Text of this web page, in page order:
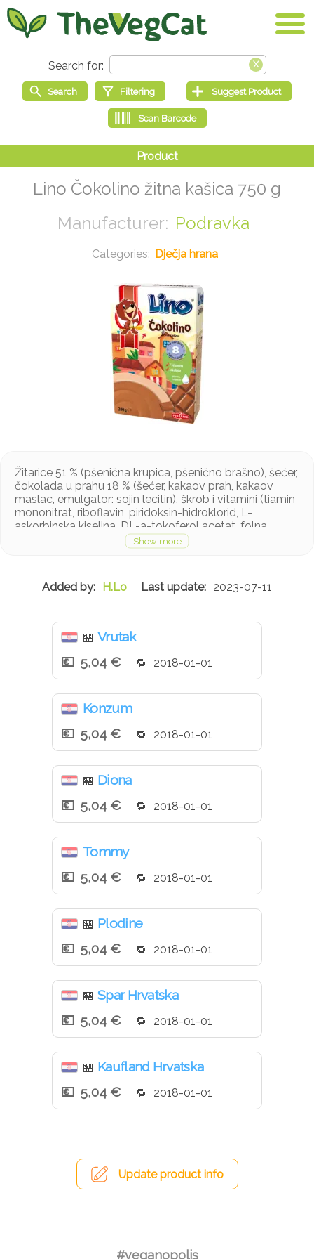
Lino Čokolino žitna kašica 750 g
Podravka
Dječja hrana
Žitarice 51 % (pšenična krupica, pšenično brašno), šećer,
čokolada u prahu 18 % (šećer, kakaov prah, kakaov
maslac, emulgator: sojin lecitin), škrob i vitamini (tiamin
mononitrat, riboflavin, piridoksin-hidroklorid, L-
askorbinska kiselina, DL-a-tokoferol acetat, folna
H.Lo 2023-07-11
🏪 Vrutak
5,04 €
2018-01-01
Konzum
5,04 €
2018-01-01
🏪 Diona
5,04 €
2018-01-01
Tommy
5,04 €
2018-01-01
🏪 Plodine
5,04 €
2018-01-01
🏪 Spar Hrvatska
5,04 €
2018-01-01
🏪 Kaufland Hrvatska
5,04 €
2018-01-01
Update product info
#veganopolis